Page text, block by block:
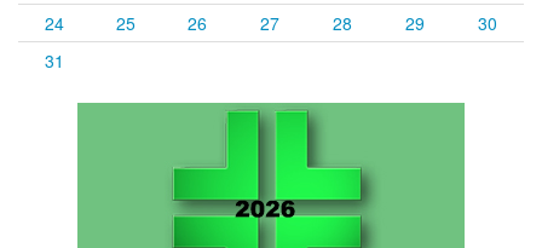
24
25 26 27 28 29
30
31